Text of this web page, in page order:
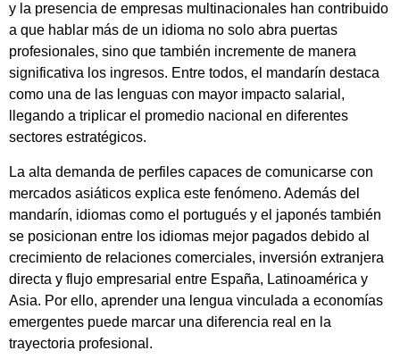
y la presencia de empresas multinacionales han contribuido
a que hablar más de un idioma no solo abra puertas
profesionales, sino que también incremente de manera
significativa los ingresos. Entre todos, el mandarín destaca
como una de las lenguas con mayor impacto salarial,
llegando a triplicar el promedio nacional en diferentes
sectores estratégicos.
La alta demanda de perfiles capaces de comunicarse con
mercados asiáticos explica este fenómeno. Además del
mandarín, idiomas como el portugués y el japonés también
se posicionan entre los idiomas mejor pagados debido al
crecimiento de relaciones comerciales, inversión extranjera
directa y flujo empresarial entre España, Latinoamérica y
Asia. Por ello, aprender una lengua vinculada a economías
emergentes puede marcar una diferencia real en la
trayectoria profesional.